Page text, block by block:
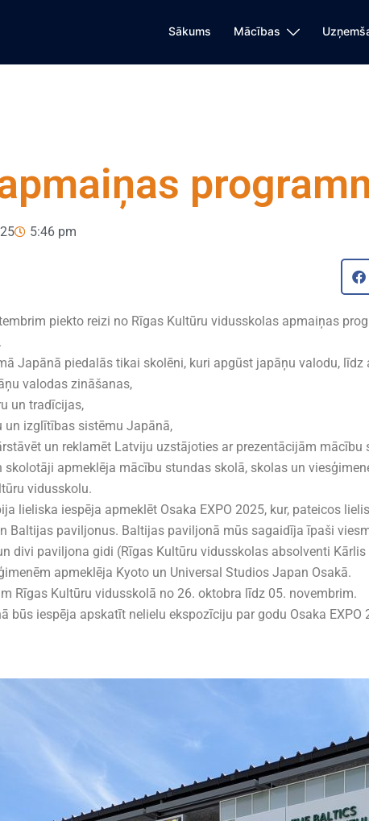
Sākums Mācības
5:46 pm
piekto reizi no Rīgas Kultūru vidusskolas apmaiņas
Japānā piedalās tikai skolēni, kuri apgūst japāņu valodu,
valodas zināšanas,
un tradīcijas,
un izglītības sistēmu Japānā,
un reklamēt Latviju uzstājoties ar prezentācijām
apmeklēja mācību stundas skolā, skolas un
vidusskolu.
lieliska iespēja apmeklēt Osaka EXPO 2025, kur, pateicos
Baltijas paviljonus. Baltijas paviljonā mūs sagaidīja īpaši
divi paviljona gidi (Rīgas Kultūru vidusskolas absolventi
apmeklēja Kyoto un Universal Studios Japan Osakā.
Rīgas Kultūru vidusskolā no 26. oktobra līdz 05. novembrim.
būs iespēja apskatīt nelielu ekspozīciju par godu Osaka